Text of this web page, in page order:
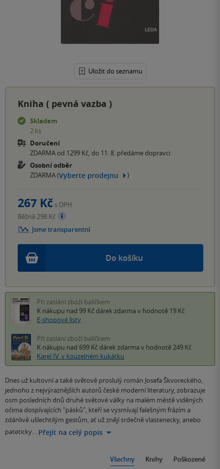
Uložit do seznamu
Kniha ( pevná vazba )
Skladem
2 ks
Doručení
ZDARMA od 1299 Kč, do 11. 8. předáme dopravci
Osobní odběr
ZDARMA (Vyberte prodejnu )
Do košíku
267 Kč s DPH
Běžně 298 Kč
Jsme transparentní
Při zaslání zboží balíčkem
K nákupu nad 99 Kč dárek zdarma v hodnotě 19 Kč
E-shopové listy
Při zaslání zboží balíčkem
K nákupu nad 699 Kč dárek zdarma v hodnotě 249 Kč
Karel IV. v kouzelném kukátku
Dnes už kultovní a také světově proslulý román Josefa Škvoreckého,
jednoho z nejvýraznějších autorů české moderní literatury, zobrazuje
osm posledních dnů druhé světové války na malém městě viděných
očima dospívajících "pásků", kteří se vysmívají falešným frázím a
zdánlivě ušlechtilým gestům, ať už znějí srdečně vlastenecky, anebo
pateticky… Přejít na celý popis
Všechny Knihy Poškozené